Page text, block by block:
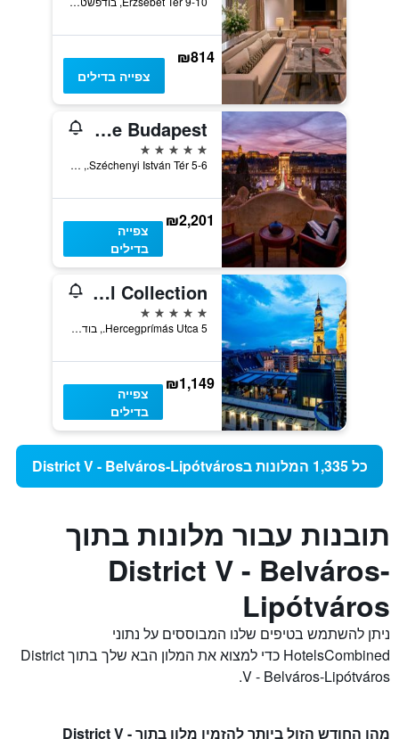
₪814
צפייה בדילים
Four Seasons Hotel Gresham Palace Budapest
5 כוכבים
Széchenyi István Tér 5-6., בודפשט, הונגריה
₪2,201
צפייה
בדילים
Aria Hotel Budapest by Library Hotel Collection
5 כוכבים
Hercegprímás Utca 5., בודפשט, הונגריה
₪1,149
צפייה
בדילים
כל 1,335 המלונות בDistrict V - Belváros-Lipótváros
תובנות עבור מלונות בתוך
District V - Belváros-
Lipótváros
ניתן להשתמש בטיפים שלנו המבוססים על נתוני
HotelsCombined כדי למצוא את המלון הבא שלך בתוך District
V - Belváros-Lipótváros.
מהו החודש הזול ביותר להזמין מלון בתוך District V -